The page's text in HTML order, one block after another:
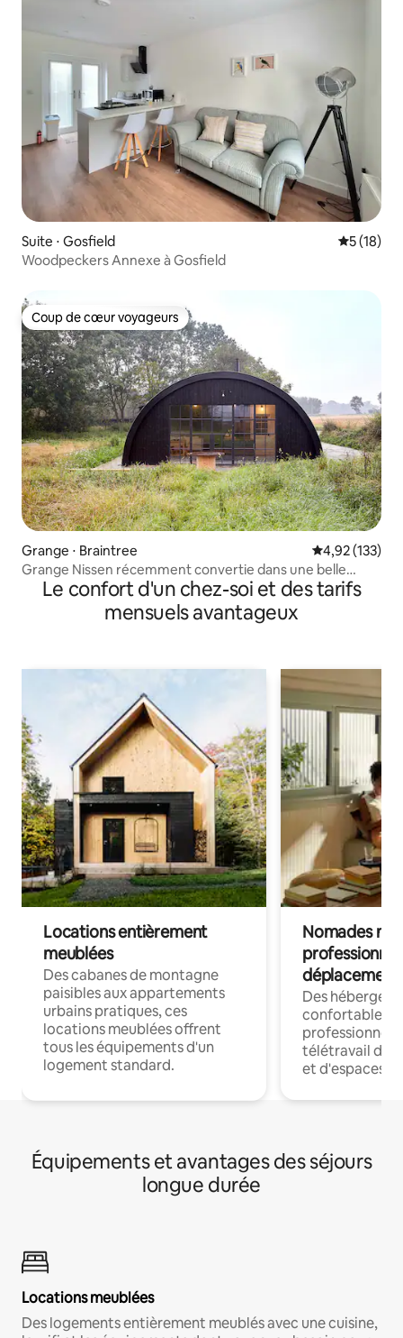
Suite ⋅ Gosfield
5 (18)
Woodpeckers Annexe à Gosfield
Coup de cœur voyageurs
Coup de cœur voyageurs
Grange ⋅ Braintree Évaluation
4,92 (133)
Grange Nissen récemment convertie dans une belle
ferme
Le confort d'un chez-soi et des tarifs
mensuels avantageux
Locations entièrement
meublées
Des cabanes de montagne
paisibles aux appartements
urbains pratiques, ces
locations meublées offrent
tous les équipements d'un
logement standard.
Nomades
déplacement
Des
confortables
professionnels
télétravail
et d'espaces
Équipements et avantages des séjours
longue durée
Locations meublées
Des logements entièrement meublés avec une cuisine,